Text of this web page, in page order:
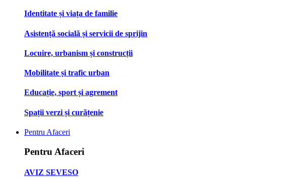
Identitate și viața de familie
Asistență socială și servicii de sprijin
Locuire, urbanism și construcții
Mobilitate și trafic urban
Educație, sport și agrement
Spații verzi și curățenie
Pentru Afaceri
Pentru Afaceri
AVIZ SEVESO